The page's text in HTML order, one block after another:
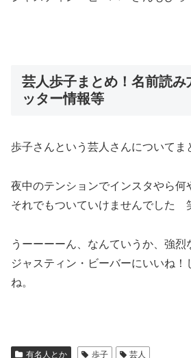
芸人歩子まとめ！名前読み
ッター情報等
歩子さんという芸人さんについてま
夜中のテンションでインスタやら何
それでもついていけませんでした
うーーーーん、なんていうか、強烈
ジャスティン・ビーバーにいいね！
ね。
有名人とか 歩子 芸人